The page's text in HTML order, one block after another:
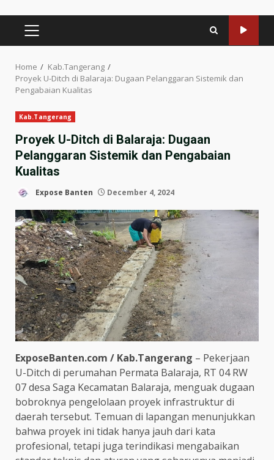
PRIMARY
MENU
Home
Kab.Tangerang
Proyek U-Ditch di Balaraja: Dugaan Pelanggaran Sistemik dan
Pengabaian Kualitas
Kab.Tangerang
Proyek U-Ditch di Balaraja: Dugaan
Pelanggaran Sistemik dan Pengabaian
Kualitas
Expose Banten December 4, 2024
ExposeBanten.com / Kab.Tangerang – Pekerjaan
U-Ditch di perumahan Permata Balaraja, RT 04 RW
07 desa Saga Kecamatan Balaraja, menguak dugaan
bobroknya pengelolaan proyek infrastruktur di
daerah tersebut. Temuan di lapangan menunjukkan
bahwa proyek ini tidak hanya jauh dari kata
profesional, tetapi juga terindikasi mengabaikan